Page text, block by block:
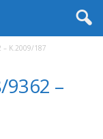
– K.2009/187
9362 –